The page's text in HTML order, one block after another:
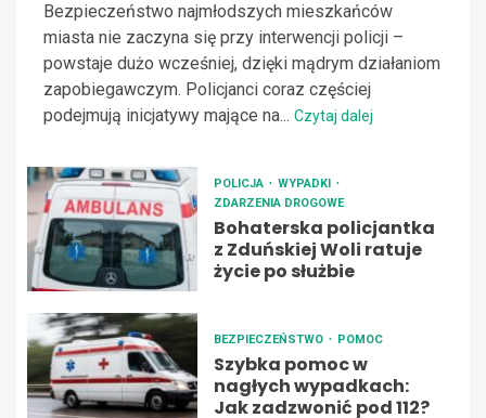
Bezpieczeństwo najmłodszych mieszkańców
miasta nie zaczyna się przy interwencji policji –
powstaje dużo wcześniej, dzięki mądrym działaniom
zapobiegawczym. Policjanci coraz częściej
podejmują inicjatywy mające na... Czytaj dalej
POLICJA
WYPADKI
ZDARZENIA DROGOWE
Bohaterska policjantka
z Zduńskiej Woli ratuje
życie po służbie
BEZPIECZEŃSTWO POMOC
Szybka pomoc w
nagłych wypadkach:
Jak zadzwonić pod 112?